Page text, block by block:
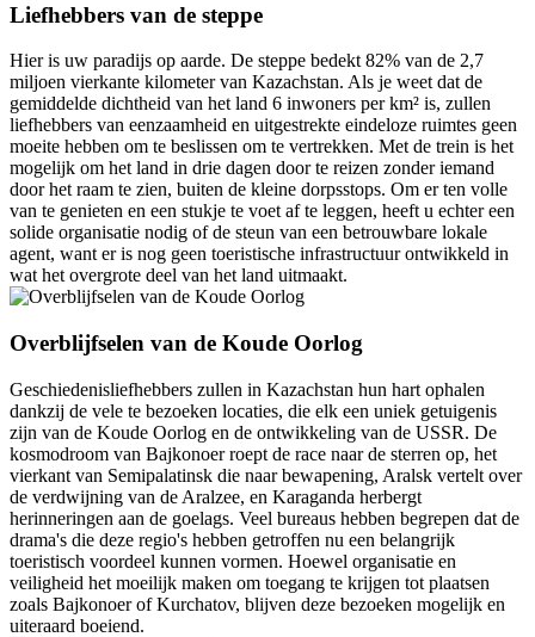
Liefhebbers van de steppe
Hier is uw paradijs op aarde. De steppe bedekt 82% van de 2,7
miljoen vierkante kilometer van Kazachstan. Als je weet dat de
gemiddelde dichtheid van het land 6 inwoners per km² is, zullen
liefhebbers van eenzaamheid en uitgestrekte eindeloze ruimtes geen
moeite hebben om te beslissen om te vertrekken. Met de trein is het
mogelijk om het land in drie dagen door te reizen zonder iemand
door het raam te zien, buiten de kleine dorpsstops. Om er ten volle
van te genieten en een stukje te voet af te leggen, heeft u echter een
solide organisatie nodig of de steun van een betrouwbare lokale
agent, want er is nog geen toeristische infrastructuur ontwikkeld in
wat het overgrote deel van het land uitmaakt.
Overblijfselen van de Koude Oorlog
Geschiedenisliefhebbers zullen in Kazachstan hun hart ophalen
dankzij de vele te bezoeken locaties, die elk een uniek getuigenis
zijn van de Koude Oorlog en de ontwikkeling van de USSR. De
kosmodroom van Bajkonoer roept de race naar de sterren op, het
vierkant van Semipalatinsk die naar bewapening, Aralsk vertelt over
de verdwijning van de Aralzee, en Karaganda herbergt
herinneringen aan de goelags. Veel bureaus hebben begrepen dat de
drama's die deze regio's hebben getroffen nu een belangrijk
toeristisch voordeel kunnen vormen. Hoewel organisatie en
veiligheid het moeilijk maken om toegang te krijgen tot plaatsen
zoals Bajkonoer of Kurchatov, blijven deze bezoeken mogelijk en
uiteraard boeiend.